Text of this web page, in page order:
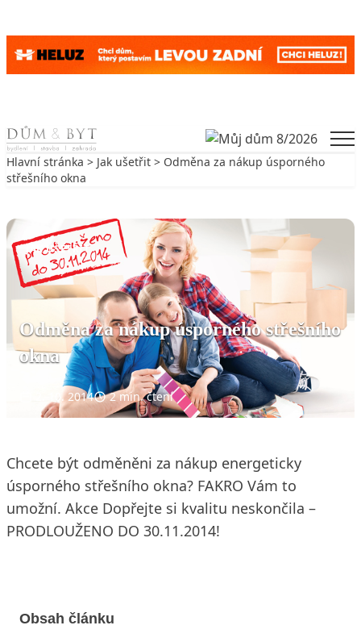
Skip to content
Hlavní stránka > Jak ušetřit > Odměna za nákup úsporného
střešního okna
JAK UŠETŘIT
Odměna za nákup úsporného střešního
okna
2. 10. 2014 2 min. čtení
Chcete být odměněni za nákup energeticky
úsporného střešního okna? FAKRO Vám to
umožní. Akce Dopřejte si kvalitu neskončila –
PRODLOUŽENO DO 30.11.2014!
Obsah článku